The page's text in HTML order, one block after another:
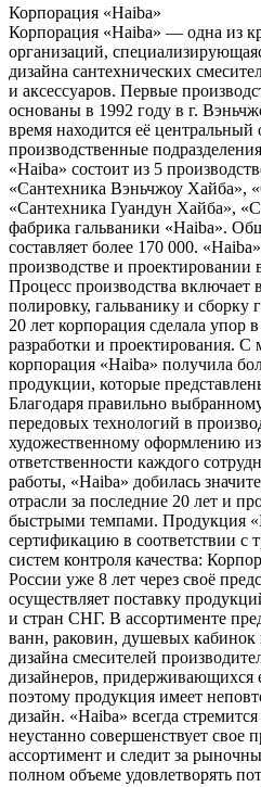
Корпорация «Haiba»
Корпорация «Haiba» — одна из
организаций,
дизайна сантехнических
и аксессуаров. Первые
основаны в 1992 году в г.
время находится её
производственные
«Haiba» состоит из 5
«Сантехника Вэньчжоу Хайба»,
«Сантехника Гуандун Хайба»,
фабрика гальваники «Haiba».
составляет более 170 000.
производстве и проектировании
Процесс производства включает
полировку, гальванику и сборку
20 лет корпорация сделала упор
разработки и проектирования. С
корпорация «Haiba» получила
продукции, которые
Благодаря правильно
передовых технологий в
художественному оформлению
ответственности каждого
работы, «Haiba» добилась
отрасли за последние 20 лет и
быстрыми темпами. Продукция
сертификацию в соответствии с
систем контроля качества:
России уже 8 лет через своё
осуществляет поставку
и стран СНГ. В ассортименте
ванн, раковин, душевых кабинок
дизайна смесителей
дизайнеров, придерживающихся
поэтому продукция имеет
дизайн. «Haiba» всегда
неустанно совершенствует свое
ассортимент и следит за
полном объеме удовлетворять